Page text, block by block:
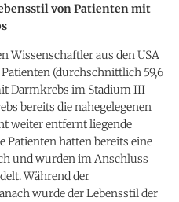
von Patienten mit
Wissenschaftler aus den USA
(durchschnittlich 59,6
Darmkrebs im Stadium III
bereits die nahegelegenen
weiter entfernt liegende
Patienten hatten bereits eine
und wurden im Anschluss
Während der
wurde der Lebensstil der